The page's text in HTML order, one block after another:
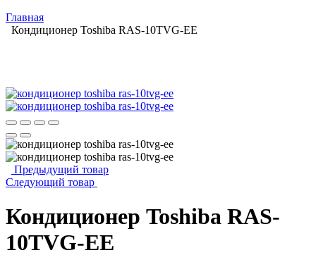
Главная
Кондиционер Toshiba RAS-10TVG-EE
Предыдущий товар
Следующий товар
Кондиционер Toshiba RAS-
10TVG-EE